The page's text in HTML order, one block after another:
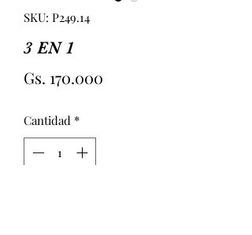
SKU: P249.14
3 EN 1
Gs. 170.000
Cantidad *